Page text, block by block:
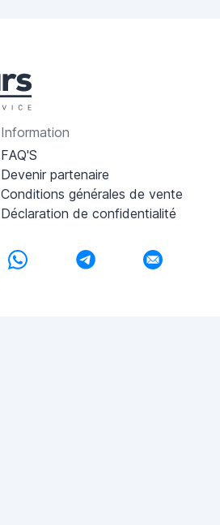
Information
FAQ'S
Devenir partenaire
Conditions générales de vente
Déclaration de confidentialité